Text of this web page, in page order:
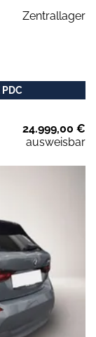
Zentrallager
24.999,00 €
ausweisbar